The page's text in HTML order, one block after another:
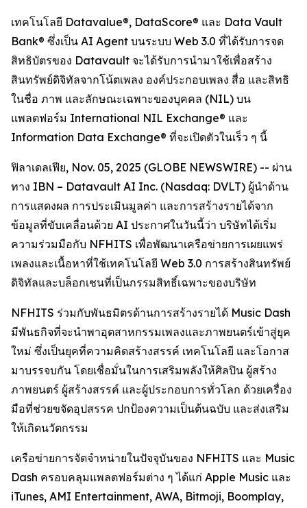
เทคโนโลยี Datavalue®, DataScore® และ Data Vault
Bank® ซึ่งเป็น AI Agent บนระบบ Web 3.0 ที่ได้รับการจด
สิทธิบัตรของ Datavault จะได้รับการนำมาใช้เพื่อสร้าง
สินทรัพย์ดิจิทัลจากโน้ตเพลง องค์ประกอบเพลง สื่อ และสิทธิ
ในชื่อ ภาพ และลักษณะเฉพาะของบุคคล (NIL) บน
แพลตฟอร์ม International NIL Exchange® และ
Information Data Exchange® ที่จะเปิดตัวในเร็ว ๆ นี้
ฟิลาเดลเฟีย, Nov. 05, 2025 (GLOBE NEWSWIRE) -- ผ่าน
ทาง IBN – Datavault AI Inc. (Nasdaq: DVLT) ผู้นำด้าน
การแสดงผล การประเมินมูลค่า และการสร้างรายได้จาก
ข้อมูลที่ขับเคลื่อนด้วย AI ประกาศในวันนี้ว่า บริษัทได้เริ่ม
ความร่วมมือกับ NFHITS เพื่อพัฒนาเครือข่ายการเผยแพร่
เพลงและเนื้อหาที่ใช้เทคโนโลยี Web 3.0 การสร้างสินทรัพย์
ดิจิทัลและบล็อกเชนที่เป็นกรรมสิทธิ์เฉพาะของบริษัท
NFHITS ร่วมกับพันธมิตรด้านการสร้างรายได้ Music Dash
มีพันธกิจที่จะนำพาอุตสาหกรรมเพลงและภาพยนตร์เข้าสู่ยุค
ใหม่ ซึ่งเป็นยุคที่ความคิดสร้างสรรค์ เทคโนโลยี และโอกาส
มาบรรจบกัน โดยเชื่อมั่นในการเสริมพลังให้ศิลปิน ผู้สร้าง
ภาพยนตร์ ผู้สร้างสรรค์ และผู้ประกอบการทั่วโลก ด้วยเครื่อง
มือที่ช่วยขจัดอุปสรรค ปกป้องความเป็นต้นฉบับ และส่งเสริม
ให้เกิดนวัตกรรม
เครือข่ายการจัดจำหน่ายในปัจจุบันของ NFHITS และ Music
Dash ครอบคลุมแพลตฟอร์มต่าง ๆ ได้แก่ Apple Music และ
iTunes, AMI Entertainment, AWA, Bitmoji, Boomplay,